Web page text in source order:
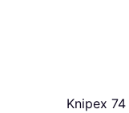
Knipex